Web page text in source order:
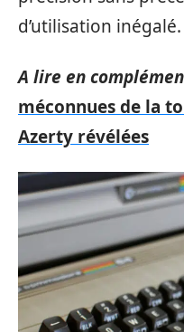
d’utilisation inégalé.
A lire en
méconnues de la
Azerty révélées